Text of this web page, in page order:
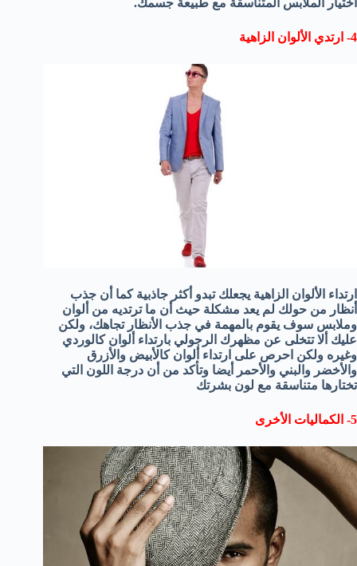
اختيار الملابس المتناسقة مع طبيعة جسمك.
4- ارتدي الألوان الزاهية
ارتداء الألوان الزاهية يجعلك تبدو أكثر جاذبية كما أن جذب
أنظار من حولك لم يعد مشكلة حيث أن ما ترتديه من ألوان
وملابس سوف يقوم بالمهمة في جذب الأنظار تجاهك، ولكن
عليك ألا تتخلى عن مظهرك الرجولي بارتداء ألوان كالوردي
وغيره ولكن احرص على ارتداء ألوان كالأبيض والأزرق
والأخضر والبني والأحمر أيضا وتأكد من أن درجة اللون التي
تختارها متناسقة مع لون بشرتك
5- الكماليات الأخرى